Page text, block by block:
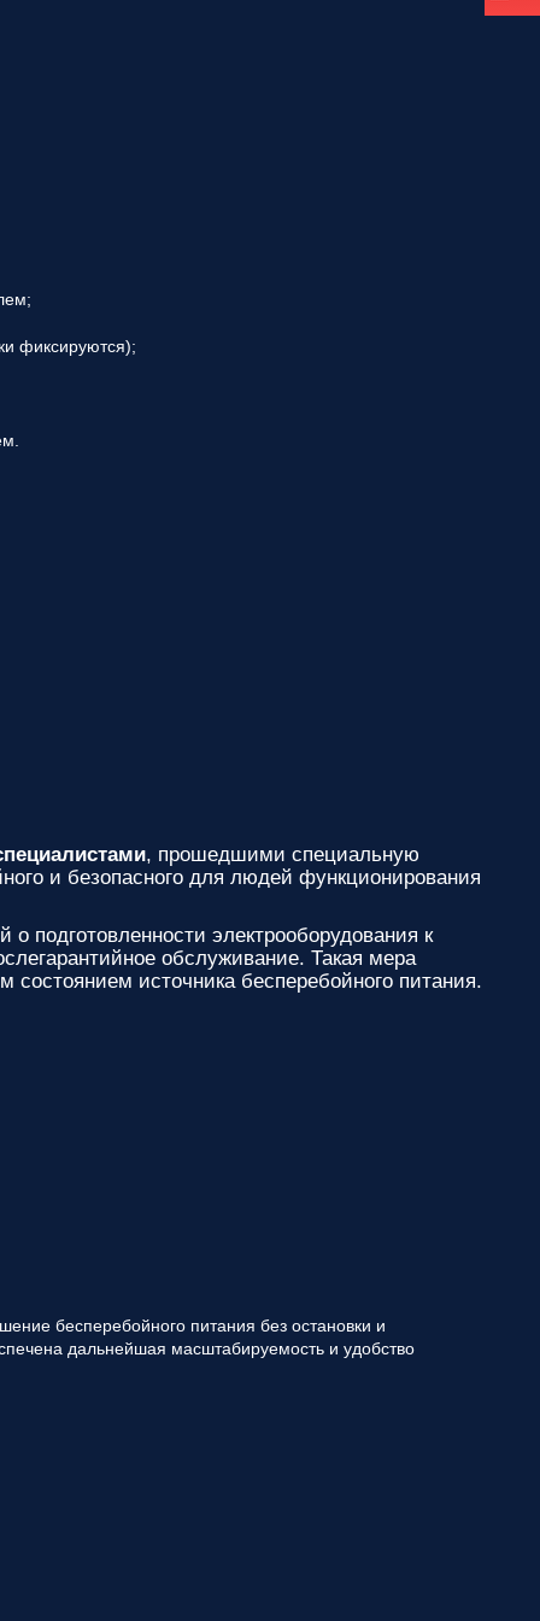
фиксируются);
, прошедшими специальную
и безопасного для людей функционирования
подготовленности электрооборудования к
обслуживание. Такая мера
состоянием источника бесперебойного питания.
бесперебойного питания без остановки и
дальнейшая масштабируемость и удобство